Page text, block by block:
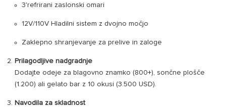
3'refrirani zaslonski omari
12V/110V Hladilni sistem z dvojno močjo
Zaklepno shranjevanje za prelive in zaloge
Prilagodljive nadgradnje
Dodajte odeje za blagovno znamko (800+), sončne plošče
(1.200) ali gelato bar z 10 okusi (3.500 USD).
Navodila za skladnost